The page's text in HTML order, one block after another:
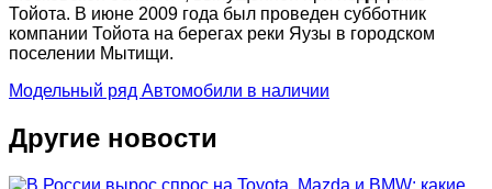
Тойота. В июне 2009 года был проведен субботник
компании Тойота на берегах реки Яузы в городском
поселении Мытищи.
Модельный ряд Автомобили в наличии
Другие новости